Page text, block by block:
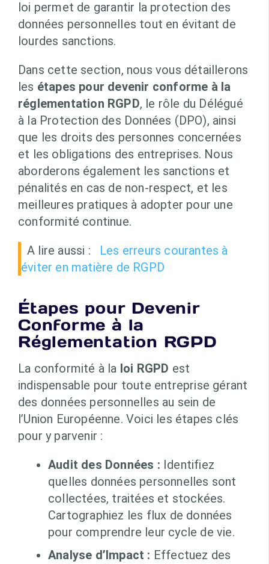
loi permet de garantir la protection des
données personnelles tout en évitant de
lourdes sanctions.
Dans cette section, nous vous détaillerons
les étapes pour devenir conforme à la
réglementation RGPD, le rôle du Délégué
à la Protection des Données (DPO), ainsi
que les droits des personnes concernées
et les obligations des entreprises. Nous
aborderons également les sanctions et
pénalités en cas de non-respect, et les
meilleures pratiques à adopter pour une
conformité continue.
A lire aussi :
Les erreurs courantes à
éviter en matière de RGPD
Étapes pour Devenir
Conforme à la
Réglementation RGPD
La conformité à la loi RGPD est
indispensable pour toute entreprise gérant
des données personnelles au sein de
l’Union Européenne. Voici les étapes clés
pour y parvenir :
Audit des Données : Identifiez
quelles données personnelles sont
collectées, traitées et stockées.
Cartographiez les flux de données
pour comprendre leur cycle de vie.
Analyse d’Impact : Effectuez des